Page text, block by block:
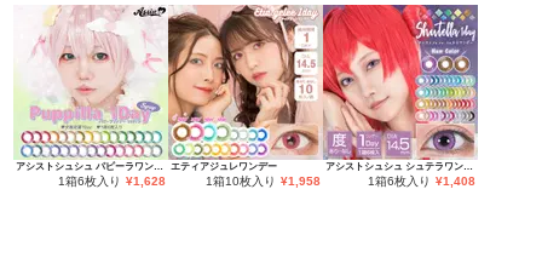
アシストシュシュ パピーラワンデー
1箱6枚入り ¥1,628
エティアジュレワンデー
1箱10枚入り ¥1,958
アシストシュシュ シュテラワンデー
1箱6枚入り ¥1,408